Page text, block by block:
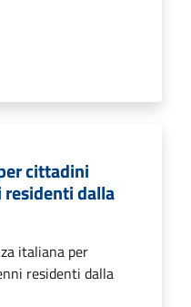
cittadini
dalla
italiana per
residenti dalla